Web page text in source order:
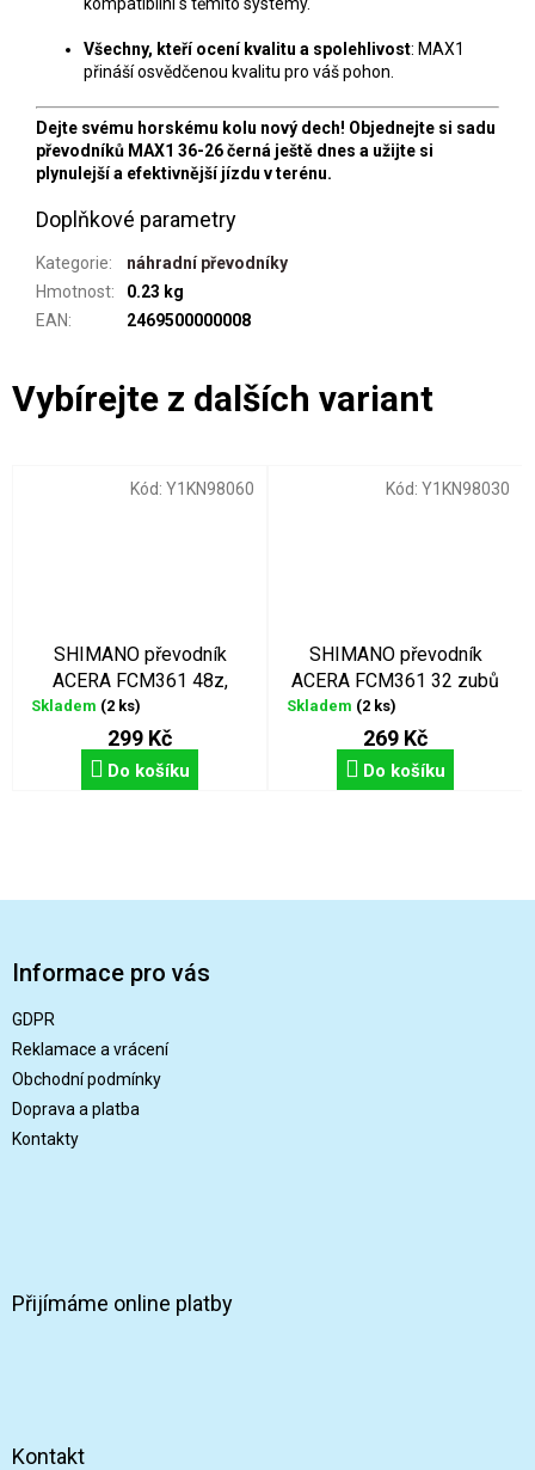
Všechny, kteří ocení kvalitu a spolehlivost: MAX1
přináší osvědčenou kvalitu pro váš pohon.
Dejte svému horskému kolu nový dech! Objednejte si sadu
převodníků MAX1 36-26 černá ještě dnes a užijte si
plynulejší a efektivnější jízdu v terénu.
Doplňkové parametry
Kategorie:
náhradní převodníky
Hmotnost:
0.23 kg
EAN: 2469500000008
SHIMANO převodník
ACERA FCM361 48z,
černý
Skladem (2 ks)
299 Kč
Do košíku
Kód: Y1KN98060
SHIMANO převodník
ACERA FCM361 32 zubů
černý
Skladem (2 ks)
269 Kč
Do košíku
Kód: Y1KN98030
Informace pro vás
GDPR
Reklamace a vrácení
Obchodní podmínky
Doprava a platba
Kontakty
Přijímáme online platby
Kontakt